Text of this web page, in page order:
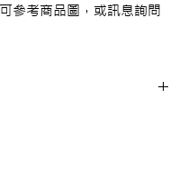
參考商品圖，或訊息詢問